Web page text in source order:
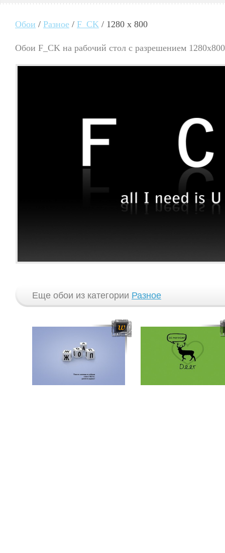
Обои / Разное / F_CK / 1280 x 800
Обои F_CK на рабочий стол с разрешением
Еще обои из категории Разное